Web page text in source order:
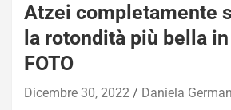
Atzei completamente
la rotondità più bella
FOTO
Dicembre 30, 2022 Daniela